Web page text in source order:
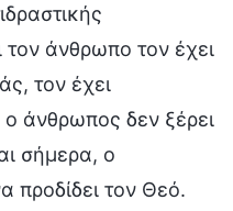
τον άνθρωπο τον έχει
τον έχει
άνθρωπος δεν ξέρει
σήμερα, ο
προδίδει τον Θεό.